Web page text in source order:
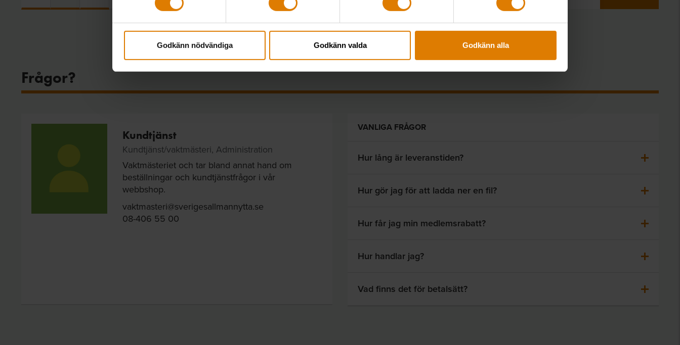
Godkänn nödvändiga Godkänn valda Godkänn alla
Frågor?
Kundtjänst
Kundtjänst/vaktmästeri, Administration
Vaktmästeriet och tar bland annat hand om
beställningar och kundtjänstfrågor i vår
webbshop.
vaktmasteri@sverigesallmannytta.se
08-406 55 00
VANLIGA FRÅGOR
Hur lång är leveranstiden?
Hur gör jag för att ladda ner en fil?
Hur får jag min medlemsrabatt?
Hur handlar jag?
Vad finns det för betalsätt?